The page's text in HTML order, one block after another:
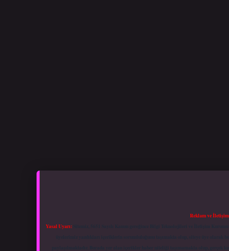
Reklam ve
Yasal Uyarı:Sitemiz, 5651 Sayılı Kanun gereğince Bilgi Teknolojileri ve İletişim